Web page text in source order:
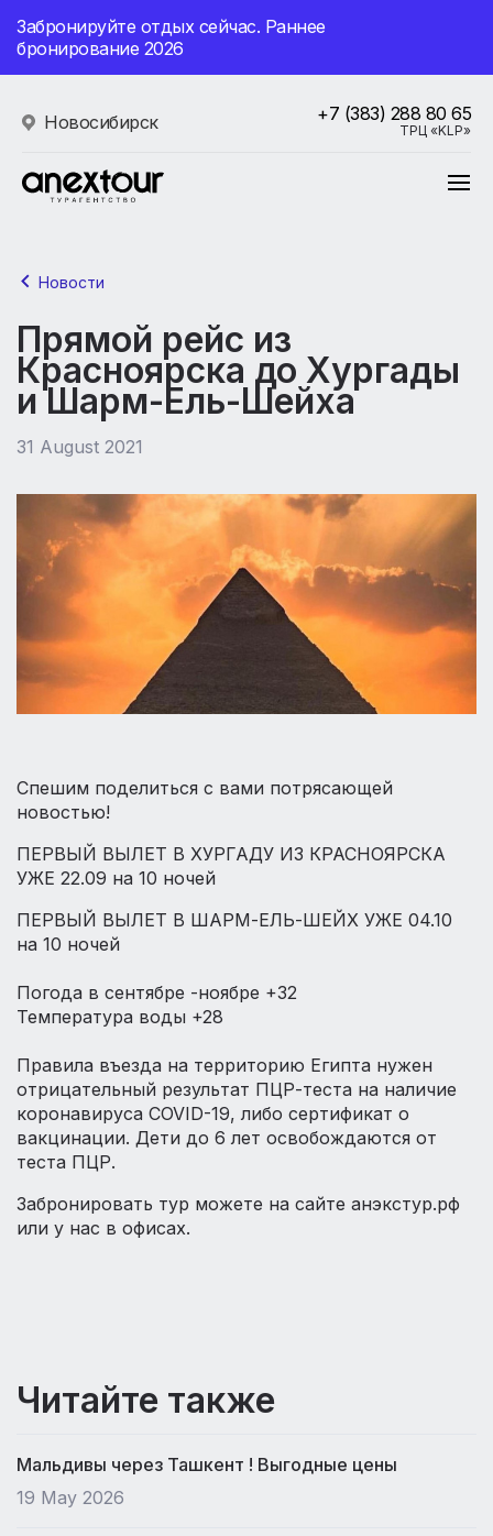
Забронируйте отдых сейчас. Раннее
бронирование 2026
Новосибирск +7 (383) 288 80 65
ТРЦ «KLP»
Новости
Прямой рейс из
Красноярска до Хургады
и Шарм-Ель-Шейха
31 August 2021
Спешим поделиться с вами потрясающей
новостью!
ПЕРВЫЙ ВЫЛЕТ В ХУРГАДУ ИЗ КРАСНОЯРСКА
УЖЕ 22.09 на 10 ночей
ПЕРВЫЙ ВЫЛЕТ В ШАРМ-ЕЛЬ-ШЕЙХ УЖЕ 04.10
на 10 ночей
Погода в сентябре -ноябре +32
Температура воды +28
Правила въезда на территорию Египта нужен
отрицательный результат ПЦР-теста на наличие
коронавируса COVID-19, либо сертификат о
вакцинации. Дети до 6 лет освобождаются от
теста ПЦР.
Забронировать тур можете на сайте анэкстур.рф
или у нас в офисах.
Читайте также
Мальдивы через Ташкент ! Выгодные цены
19 May 2026